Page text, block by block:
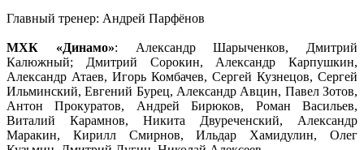
Главный тренер: Андрей Парфёнов
МХК «Динамо»: Александр Шарыченков, Дмитрий
Калюжный; Дмитрий Сорокин, Александр Карпушкин,
Александр Атаев, Игорь Комбачев, Сергей Кузнецов, Сергей
Ильминский, Евгений Бурец, Александр Авцин, Павел Зотов,
Антон Прокуратов, Андрей Бирюков, Роман Васильев,
Виталий Карамнов, Никита Двуреченский, Александр
Маракин, Кирилл Смирнов, Ильдар Хамидулин, Олег